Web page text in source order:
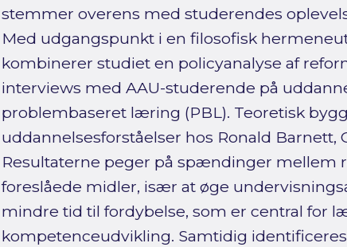
stemmer overens med studerendes
Med udgangspunkt i en filosofisk
kombinerer studiet en policyanalyse af
interviews med AAU-studerende på
problembaseret læring (PBL). Teoretisk
uddannelsesforståelser hos Ronald Barnett,
Resultaterne peger på spændinger mellem
foreslåede midler, især at øge
mindre tid til fordybelse, som er central for
kompetenceudvikling. Samtidig